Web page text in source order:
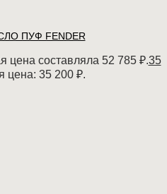
ПУФ FENDER
цена составляла 52 785 ₽.35
цена: 35 200 ₽.